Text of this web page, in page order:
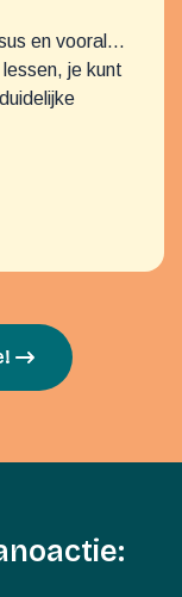
en vooral...
je kunt